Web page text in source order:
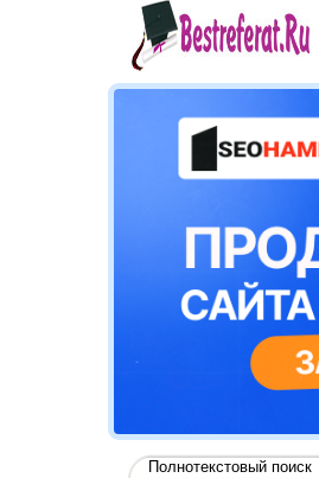
Полнотекстовый поиск